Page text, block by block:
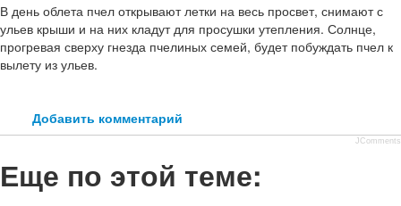
В день облета пчел открывают летки на весь просвет, снимают с
ульев крыши и на них кладут для просушки утепления. Солнце,
прогревая сверху гнезда пчелиных семей, будет побуждать пчел к
вылету из ульев.
Добавить комментарий
JComments
Еще по этой теме: